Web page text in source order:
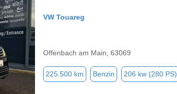
VW Touareg
Offenbach am Main, 63069
225.500 km Benzin 206 kw (280 PS)